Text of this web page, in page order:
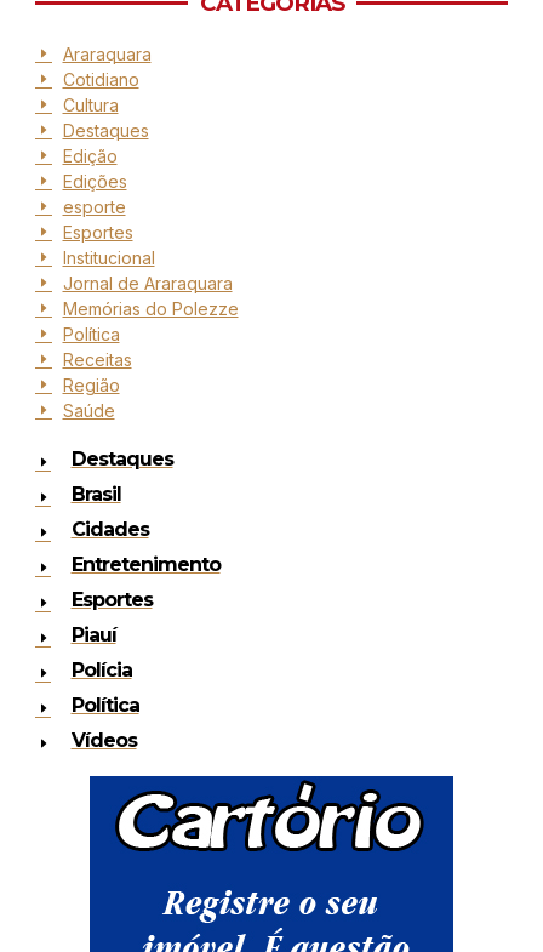
Araraquara
Cotidiano
Cultura
Destaques
Edição
Edições
esporte
Esportes
Institucional
Jornal de Araraquara
Memórias do Polezze
Política
Receitas
Região
Saúde
Destaques
Brasil
Cidades
Entretenimento
Esportes
Piauí
Polícia
Política
Vídeos